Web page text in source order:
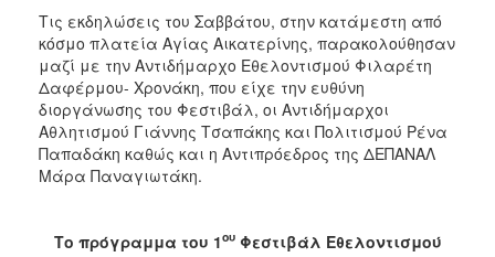
Τις εκδηλώσεις του Σαββάτου, στην κατάμεστη από
κόσμο πλατεία Αγίας Αικατερίνης, παρακολούθησαν
μαζί με την Αντιδήμαρχο Εθελοντισμού Φιλαρέτη
Δαφέρμου- Χρονάκη, που είχε την ευθύνη
διοργάνωσης του Φεστιβάλ, οι Αντιδήμαρχοι
Αθλητισμού Γιάννης Τσαπάκης και Πολιτισμού Ρένα
Παπαδάκη καθώς και η Αντιπρόεδρος της ΔΕΠΑΝΑΛ
Μάρα Παναγιωτάκη.
Το πρόγραμμα του 1ουΦεστιβάλ Εθελοντισμού